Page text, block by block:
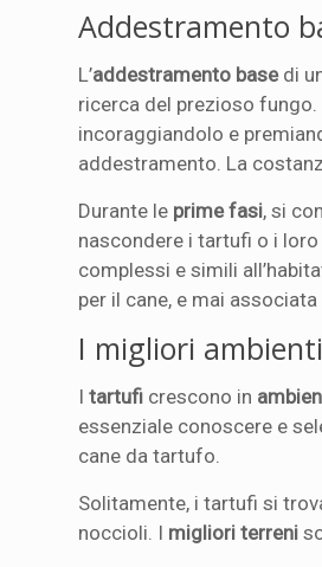
Addestramento
L’addestramento basedi
ricerca del prezioso
incoraggiandolo e
addestramento. La
Durante le prime fasi, si
nascondere i tartufi o i
complessi e simili
per il cane, e mai
I migliori
Itartufi crescono in
essenziale conoscere e
cane da tartufo.
Solitamente, i tartufi si
noccioli. I migliori terreni